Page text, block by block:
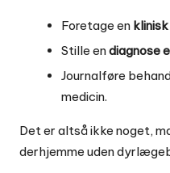
Foretage en
Stille endiagnose
Journalføre
medicin.
Det er altså ikke noget,
derhjemme uden